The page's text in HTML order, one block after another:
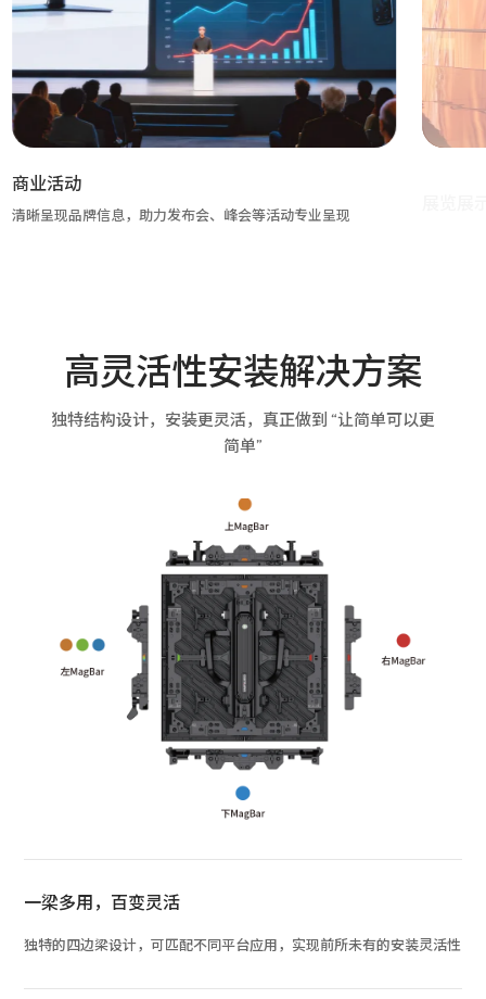
展览展示
打造沉浸式空间，增强展品视觉冲击力，吸引观众关注
高灵活性安装解决方案
独特结构设计，安装更灵活，真正做到 “让简单可以更
简单”
一梁多用，百变灵活
独特的四边梁设计，可匹配不同平台应用，实现前所未有的安装灵活性